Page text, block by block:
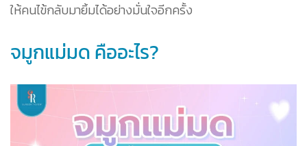
ให้คนไข้กลับมายิ้มได้อย่างมั่นใจอีกครั้ง
จมูกแม่มด คืออะไร?